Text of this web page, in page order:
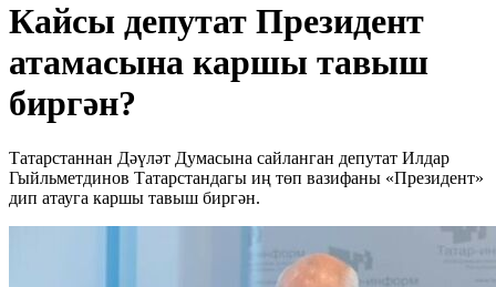
Кайсы депутат Президент
атамасына каршы тавыш
биргән?
Татарстаннан Дәүләт Думасына сайланган депутат Илдар
Гыйльметдинов Татарстандагы иң төп вазифаны «Президент»
дип атауга каршы тавыш биргән.